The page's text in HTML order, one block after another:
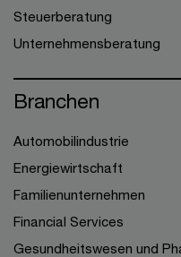
Steuerberatung
Unternehmensberatung
Branchen
Automobilindustrie
Energiewirtschaft
Familienunternehmen
Financial Services
Gesundheitswesen und